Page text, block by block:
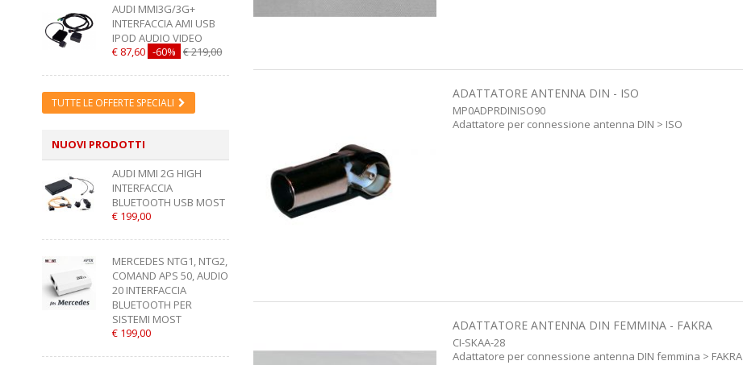
ADATTATORE ANTENNA DIN - ISO
MP0ADPRDINISO90
Adattatore per connessione antenna DIN > ISO
ADATTATORE ANTENNA DIN FEMMINA - FAKRA
CI-SKAA-28
Adattatore per connessione antenna DIN femmina > FAKRA
AUDI MMI3G/3G+
INTERFACCIA AMI USB
IPOD AUDIO VIDEO
€ 87,60 -60% € 219,00
TUTTE LE OFFERTE SPECIALI
NUOVI PRODOTTI
AUDI MMI 2G HIGH
INTERFACCIA
BLUETOOTH USB MOST
€ 199,00
MERCEDES NTG1, NTG2,
COMAND APS 50, AUDIO
20 INTERFACCIA
BLUETOOTH PER
SISTEMI MOST
€ 199,00